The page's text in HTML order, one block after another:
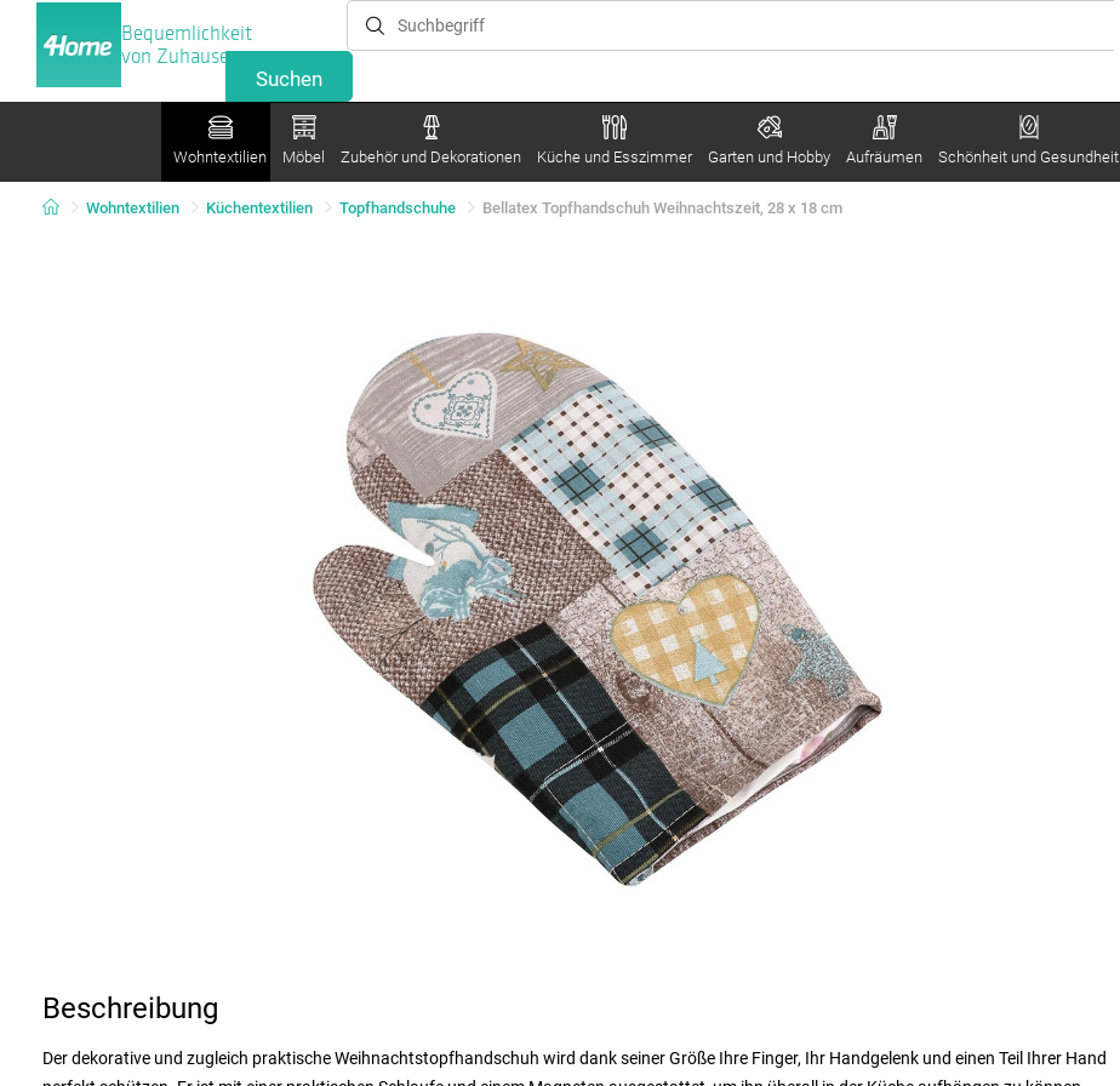
Bequemlichkeit
von Zuhause
Wohntextilien Möbel Zubehör und Dekorationen Küche und Esszimmer Garten und Hobby Aufräumen Schönheit und Gesundheit
Wohntextilien Küchentextilien Topfhandschuhe Bellatex Topfhandschuh Weihnachtszeit, 28 x 18 cm
Beschreibung
Der dekorative und zugleich praktische Weihnachtstopfhandschuh wird dank seiner Größe Ihre Finger, Ihr Handgelenk und einen Teil Ihrer Hand